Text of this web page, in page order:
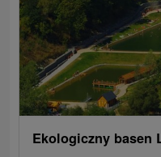
Ekologiczny basen